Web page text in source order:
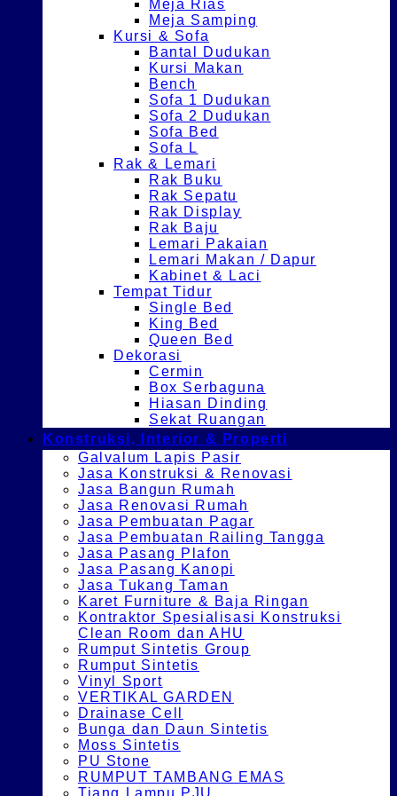
Meja Rias
Meja Samping
Kursi & Sofa
Bantal Dudukan
Kursi Makan
Bench
Sofa 1 Dudukan
Sofa 2 Dudukan
Sofa Bed
Sofa L
Rak & Lemari
Rak Buku
Rak Sepatu
Rak Display
Rak Baju
Lemari Pakaian
Lemari Makan / Dapur
Kabinet & Laci
Tempat Tidur
Single Bed
King Bed
Queen Bed
Dekorasi
Cermin
Box Serbaguna
Hiasan Dinding
Sekat Ruangan
Konstruksi, Interior & Properti
Galvalum Lapis Pasir
Jasa Konstruksi & Renovasi
Jasa Bangun Rumah
Jasa Renovasi Rumah
Jasa Pembuatan Pagar
Jasa Pembuatan Railing Tangga
Jasa Pasang Plafon
Jasa Pasang Kanopi
Jasa Tukang Taman
Karet Furniture & Baja Ringan
Kontraktor Spesialisasi Konstruksi
Clean Room dan AHU
Rumput Sintetis Group
Rumput Sintetis
Vinyl Sport
VERTIKAL GARDEN
Drainase Cell
Bunga dan Daun Sintetis
Moss Sintetis
PU Stone
RUMPUT TAMBANG EMAS
Tiang Lampu PJU